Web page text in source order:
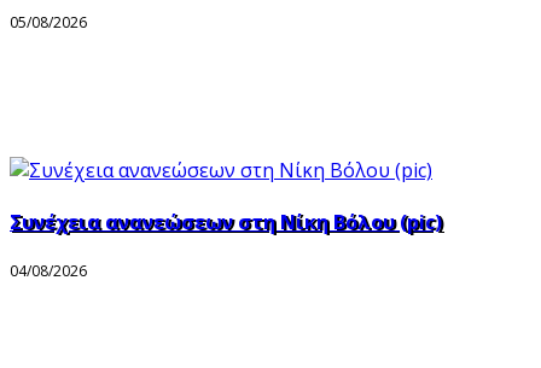
05/08/2026
Συνέχεια ανανεώσεων στη Νίκη Βόλου (pic)
04/08/2026